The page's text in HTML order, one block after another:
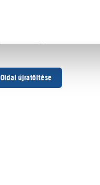
Oldal újratöltése